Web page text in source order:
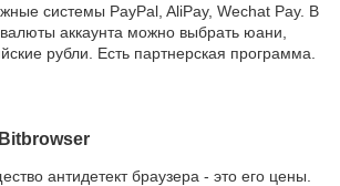
системы PayPal, AliPay, Wechat Pay. В
аккаунта можно выбрать юани,
рубли. Есть партнерская программа.
антидетект браузера - это его цены.